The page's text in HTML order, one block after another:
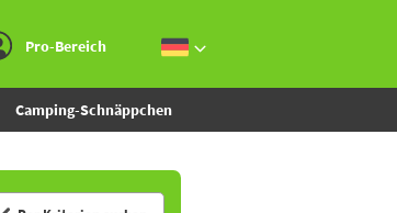
Pro-Bereich
Camping-Schnäppchen